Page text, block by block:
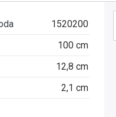
1520200
100 cm
12,8 cm
2,1 cm